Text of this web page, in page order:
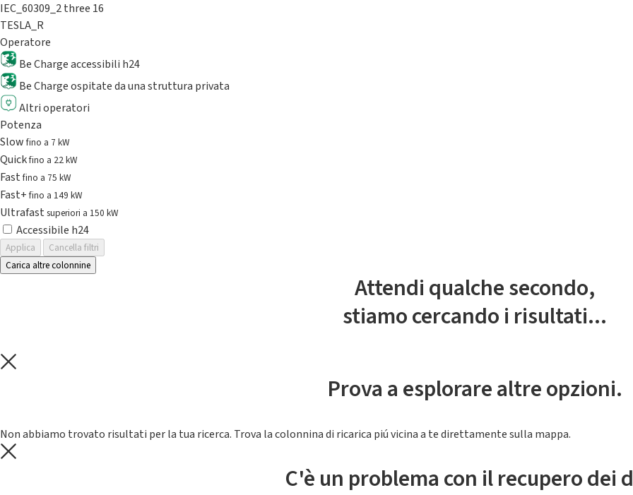
IEC_60309_2 three 16
TESLA_R
Operatore
Be Charge accessibili h24
Be Charge ospitate da una struttura privata
Altri operatori
Potenza
Slowfino a 7 kW
Quickfino a 22 kW
Fastfino a 75 kW
Fast+fino a 149 kW
Ultrafast superiori a 150 kW
Accessibile h24
Applica
Cancella filtri
Carica altre colonnine
Attendi qualche secondo,
stiamo cercando i risultati...
Prova a esplorare altre opzioni.
Non abbiamo trovato risultati per la tua ricerca. Trova la colonnina di ricarica piú vicina a te direttamente sulla mappa.
C'è un problema con il recupero dei